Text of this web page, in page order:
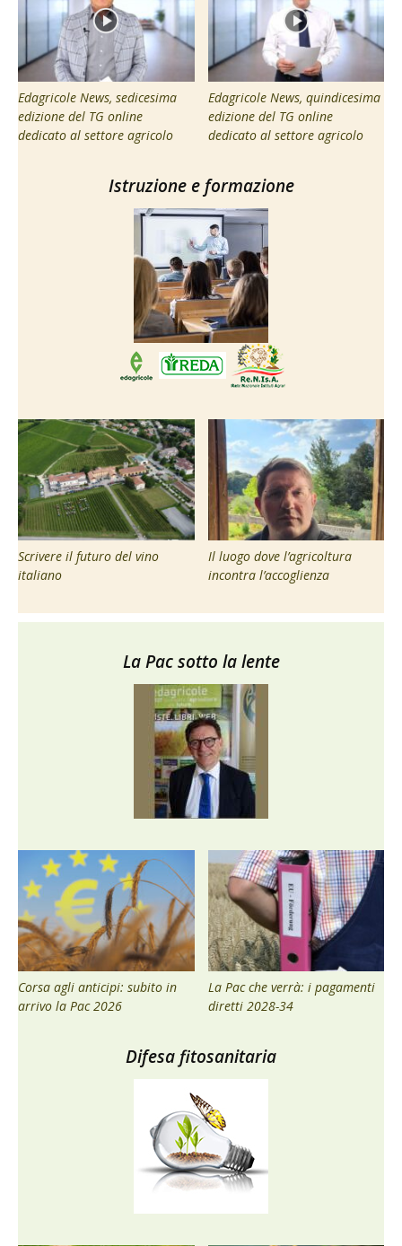
Edagricole News, sedicesima
edizione del TG online
dedicato al settore agricolo
Edagricole News, quindicesima
edizione del TG online
dedicato al settore agricolo
Istruzione e formazione
Scrivere il futuro del vino
italiano
Il luogo dove l’agricoltura
incontra l’accoglienza
La Pac sotto la lente
Corsa agli anticipi: subito in
arrivo la Pac 2026
La Pac che verrà: i pagamenti
diretti 2028-34
Difesa fitosanitaria